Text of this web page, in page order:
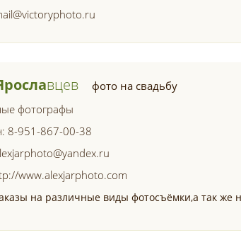
Вцев
фото на свадьбу
фотографы
8-951-867-00-38
www.alexjarphoto.com
на различные виды фотосъёмки,а так же